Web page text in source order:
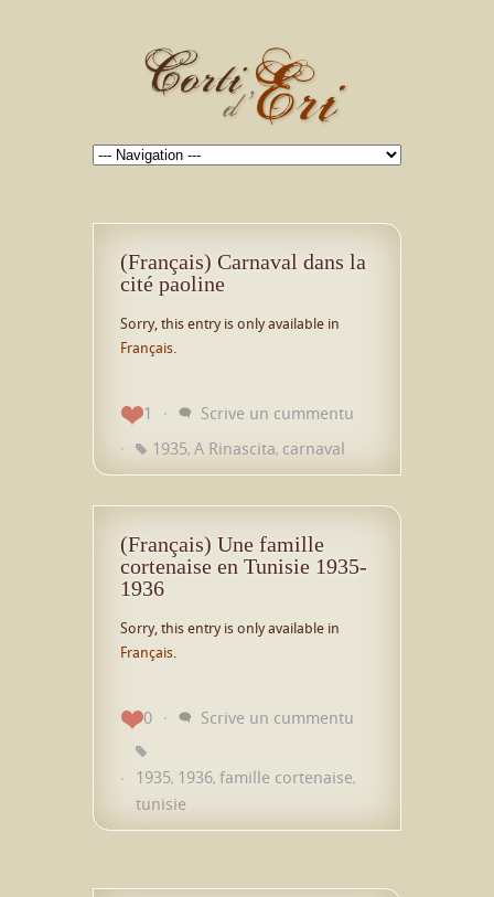
(Français) Carnaval dans la
cité paoline
Sorry, this entry is only available in
Français
1
Scrive un cummentu
1935, A Rinascita, carnaval
(Français) Une famille
cortenaise en Tunisie 1935-
1936
Sorry, this entry is only available in
Français
0 Scrive un cummentu
1935, 1936, famille cortenaise,
tunisie